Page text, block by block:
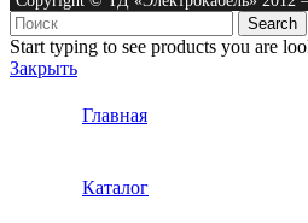
Search
Start typing to see products you are
Закрыть
Главная
Каталог